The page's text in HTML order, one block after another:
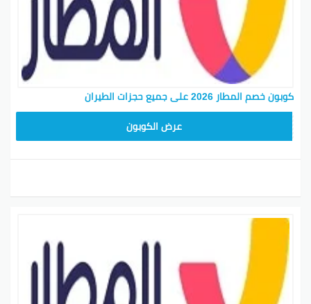
كوبون خصم المطار 2026 على جميع حجزات الطيران
عرض الكوبون